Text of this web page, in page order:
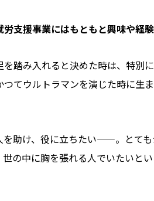
労支援事業にはもともと興味や経
を踏み入れると決めた時は、特別
つてウルトラマンを演じた時に生
を助け、役に立ちたい——。とて
世の中に胸を張れる人でいたいと